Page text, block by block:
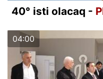
40° isti olacaq -
04:00